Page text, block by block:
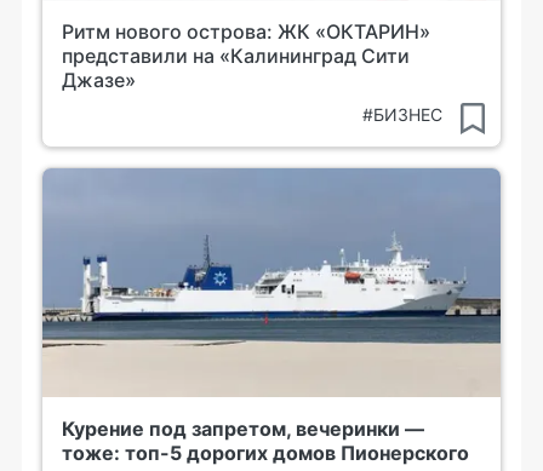
Ритм нового острова: ЖК «ОКТАРИН»
представили на «Калининград Сити
Джазе»
#БИЗНЕС
Курение под запретом, вечеринки —
тоже: топ-5 дорогих домов Пионерского